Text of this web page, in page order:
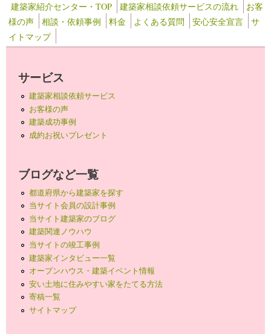
建築家紹介センター・TOP 建築家相談依頼サービスの流れ
お客
様の声
相談・依頼事例 料金 よくある質問 安心安全宣言
サ
イトマップ
サービス
建築家相談依頼サービス
お客様の声
建築成功事例
成約お祝いプレゼント
ブログなど一覧
都道府県から建築家を探す
当サイト会員の設計事例
当サイト建築家のブログ
建築関連ノウハウ
当サイトの竣工事例
建築家インタビュー一覧
オープンハウス・建築イベント情報
安い土地に住みやすい家をたてる方法
寄稿一覧
サイトマップ